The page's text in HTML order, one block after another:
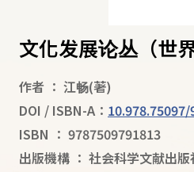
文化发展论丛（世
作者 ： 江畅(著)
DOI / ISBN-A：
ISBN ： 9787509791813
出版機構 ： 社会科学文献出版